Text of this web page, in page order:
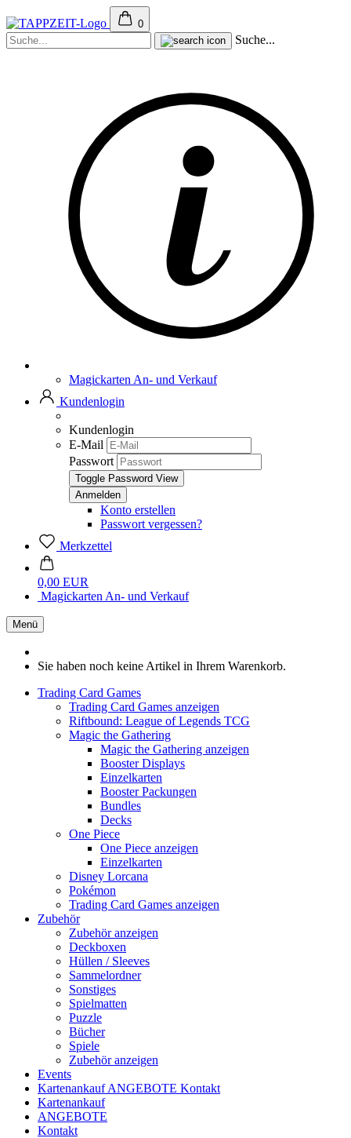
0
Suche...
Magickarten An- und Verkauf
Kundenlogin
Kundenlogin
E-Mail
Passwort
Toggle Password View
Konto erstellen
Passwort vergessen?
Merkzettel
0,00 EUR
Magickarten An- und Verkauf
Menü
Sie haben noch keine Artikel in Ihrem Warenkorb.
Trading Card Games
Trading Card Games anzeigen
Riftbound: League of Legends TCG
Magic the Gathering
Magic the Gathering anzeigen
Booster Displays
Einzelkarten
Booster Packungen
Bundles
Decks
One Piece
One Piece anzeigen
Einzelkarten
Disney Lorcana
Pokémon
Trading Card Games anzeigen
Zubehör
Zubehör anzeigen
Deckboxen
Hüllen / Sleeves
Sammelordner
Sonstiges
Spielmatten
Puzzle
Bücher
Spiele
Zubehör anzeigen
Events
KartenankaufANGEBOTE Kontakt
Kartenankauf
ANGEBOTE
Kontakt